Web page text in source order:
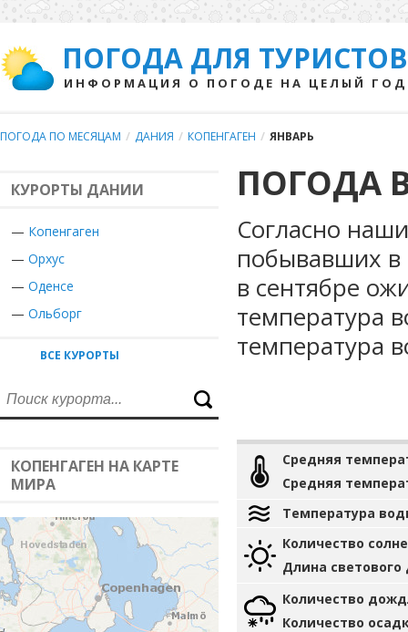
ПОГОДА ДЛЯ ТУРИСТОВ
ИНФОРМАЦИЯ О ПОГОДЕ НА ЦЕЛЫЙ ГОД
ПОГОДА ПО МЕСЯЦАМ / ДАНИЯ / КОПЕНГАГЕН / ЯНВАРЬ
КУРОРТЫ ДАНИИ
— Копенгаген
— Орхус
— Оденсе
— Ольборг
ВСЕ КУРОРТЫ
КОПЕНГАГЕН НА КАРТЕ
МИРА
ПОГОДА
Согласно
побывавших в
в сентябре
температура
температура
Средняя
Средняя
Температура
Количество
Длина светового
Количество
Количество